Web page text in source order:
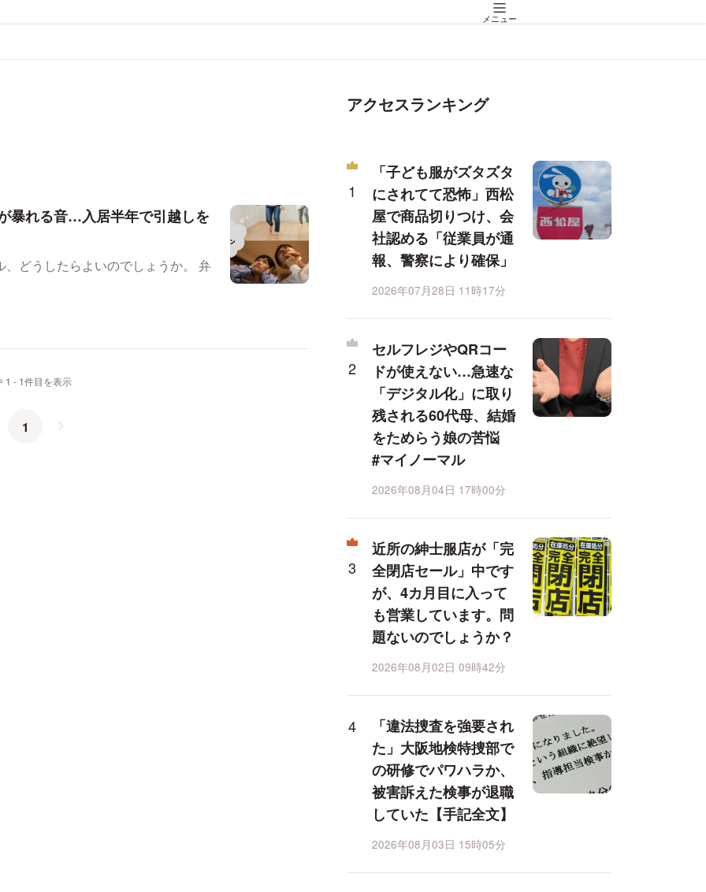
メニュー
暴れる音…入居半年で引越しを
うしたらよいのでしょうか。 弁
1 - 1件目を表示
1
アクセスランキング
「子ども服がズタズタ
にされてて恐怖」西松
屋で商品切りつけ、会
社認める「従業員が通
報、警察により確保」
2026年07月28日 11時17分
セルフレジやQRコー
ドが使えない…急速な
「デジタル化」に取り
残される60代母、結婚
をためらう娘の苦悩
#マイノーマル
2026年08月04日 17時00分
近所の紳士服店が「完
全閉店セール」中です
が、4カ月目に入って
も営業しています。問
題ないのでしょうか？
2026年08月02日 09時42分
「違法捜査を強要され
た」大阪地検特捜部で
の研修でパワハラか、
被害訴えた検事が退職
していた【手記全文】
2026年08月03日 15時05分